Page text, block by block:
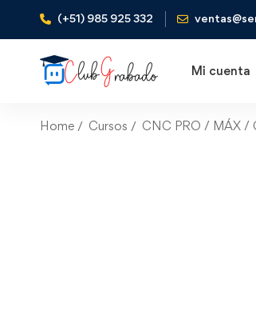
(+51) 985 925 332
Mi cuenta
Home Cursos CNC PRO / MÁX /